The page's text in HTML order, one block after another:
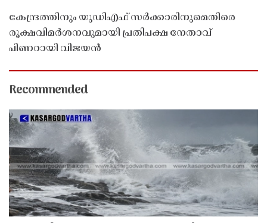
കേന്ദ്രത്തിനും യുഡിഎഫ് സർക്കാരിനുമെതിരെ
രൂക്ഷവിമർശനവുമായി പ്രതിപക്ഷ നേതാവ്
പിണറായി വിജയൻ
Recommended